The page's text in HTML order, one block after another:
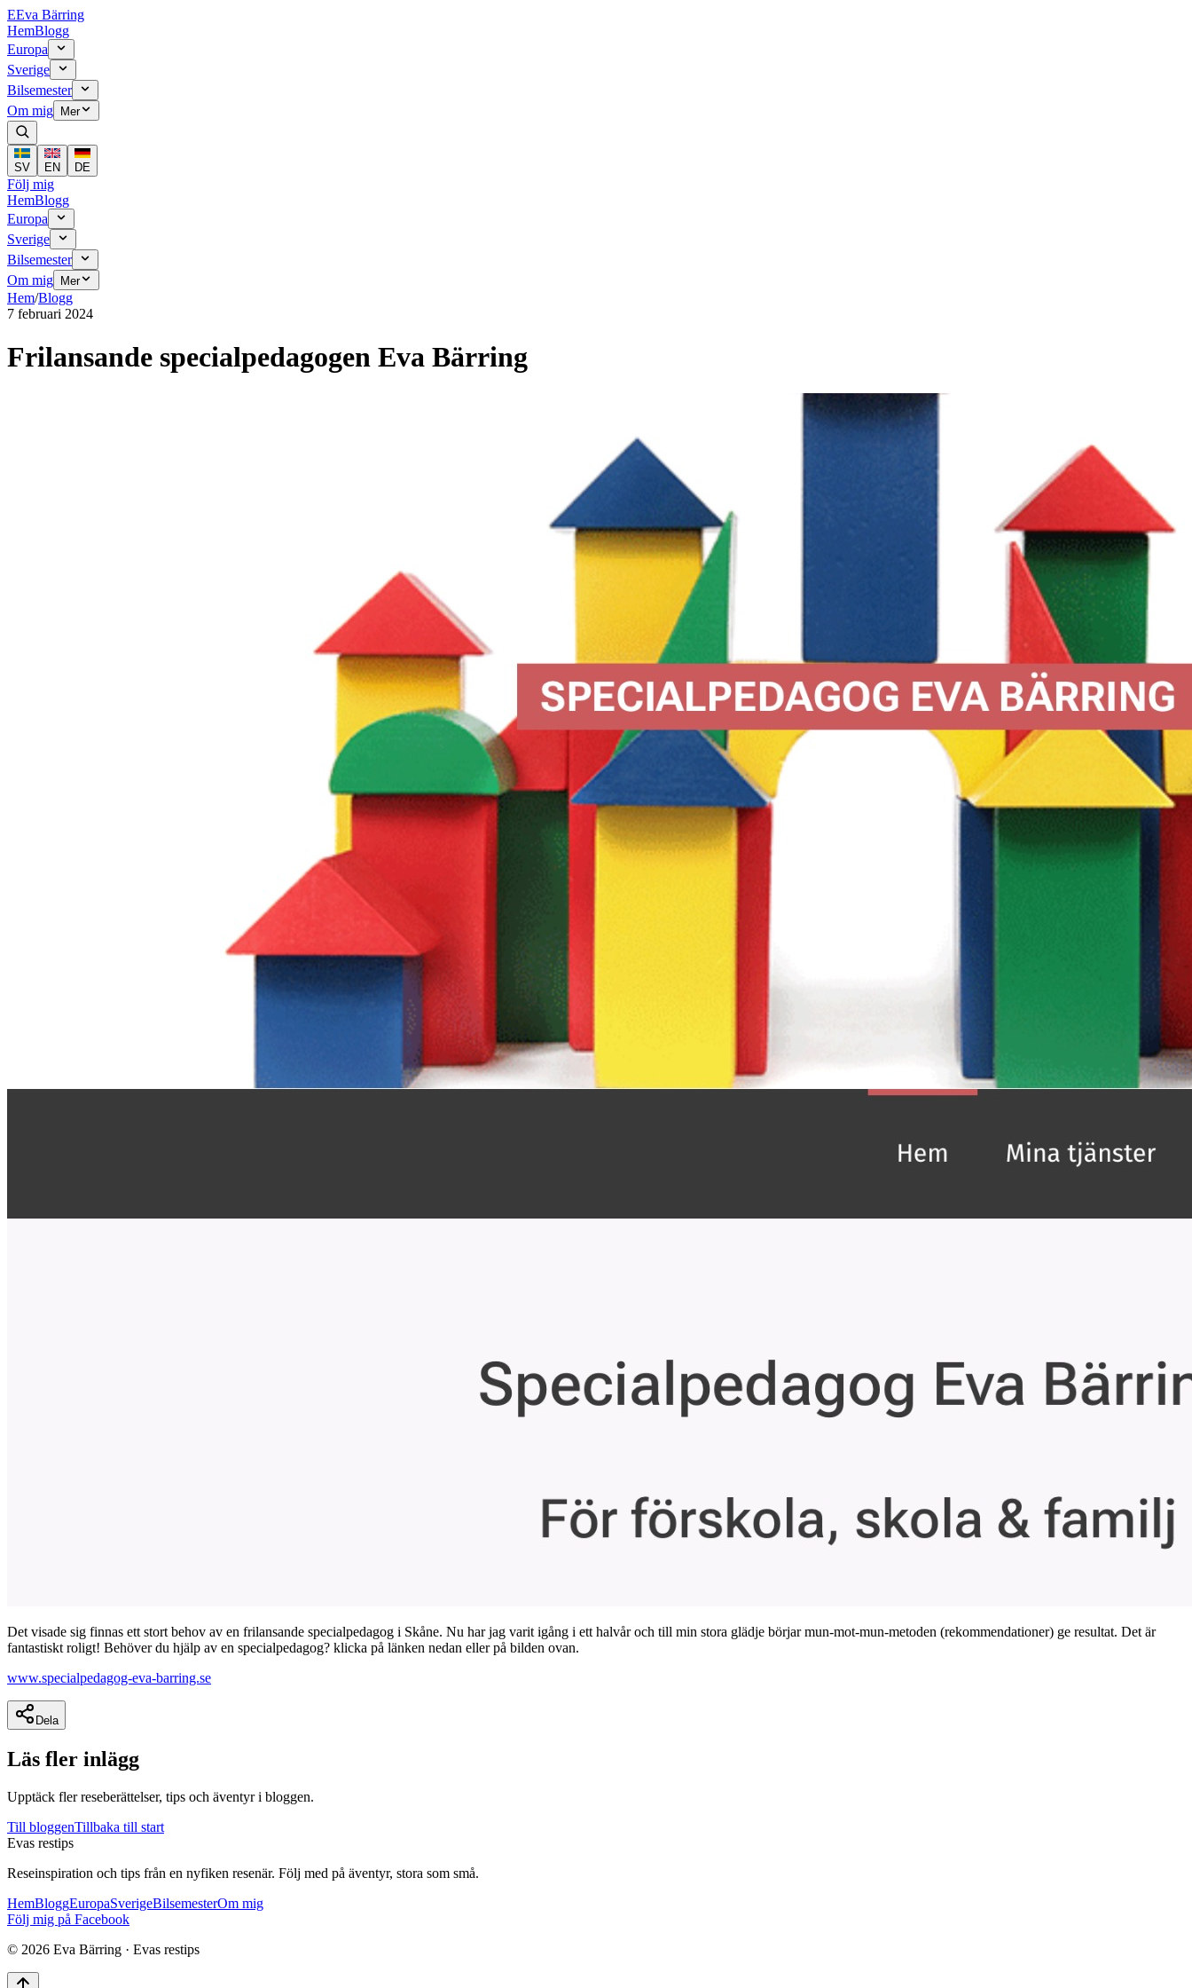
EEva Bärring
HemBlogg
Europa
Sverige
Bilsemester
Om mig
Mer
SV EN DE
Följ mig
HemBlogg
Europa
Sverige
Bilsemester
Om mig
Mer
Hem/Blogg
7 februari 2024
Frilansande specialpedagogen Eva Bärring
Det visade sig finnas ett stort behov av en frilansande specialpedagog i Skåne. Nu har jag varit igång i ett halvår och till min stora glädje börjar mun-mot-mun-metoden (rekommendationer) ge resultat. Det är
fantastiskt roligt! Behöver du hjälp av en specialpedagog? klicka på länken nedan eller på bilden ovan.
www.specialpedagog-eva-barring.se
Dela
Läs fler inlägg
Upptäck fler reseberättelser, tips och äventyr i bloggen.
Till bloggenTillbaka till start
Evas restips
Reseinspiration och tips från en nyfiken resenär. Följ med på äventyr, stora som små.
HemBloggEuropaSverigeBilsemesterOm mig
Följ mig på Facebook
© 2026 Eva Bärring · Evas restips